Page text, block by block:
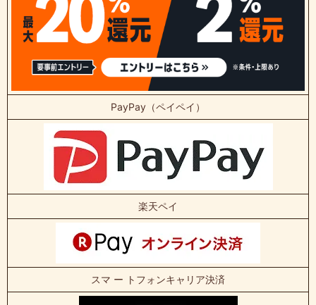
PayPay（ペイペイ）
楽天ペイ
スマ ー トフォンキャリア決済